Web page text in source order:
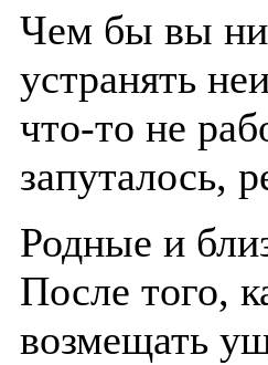
Чем бы вы ни
устранять
что-то не
запуталось,
Родные и
После того,
возмещать